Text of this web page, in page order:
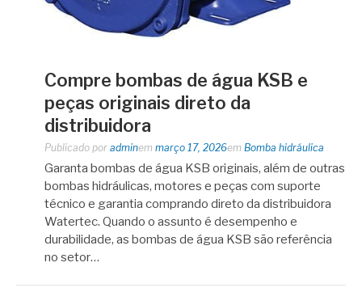
Compre bombas de água KSB e
peças originais direto da
distribuidora
Publicado por adminem março 17, 2026em Bomba hidráulica
Garanta bombas de água KSB originais, além de outras
bombas hidráulicas, motores e peças com suporte
técnico e garantia comprando direto da distribuidora
Watertec. Quando o assunto é desempenho e
durabilidade, as bombas de água KSB são referência
no setor…